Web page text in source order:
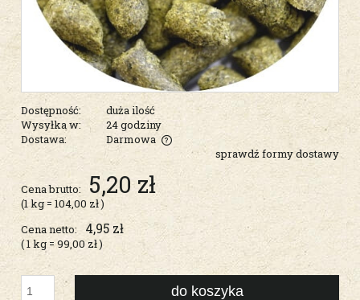
Dostępność:
duża ilość
Wysyłka w:
24 godziny
Dostawa:
Darmowa
Cena nie zawiera ewentualnych kosztów płatności
sprawdź formy dostawy
Cena brutto: 5,20 zł
(1kg= 104,00 zł)
Cena netto:
4,95 zł
( 1kg = 99,00 zł)
do koszyka